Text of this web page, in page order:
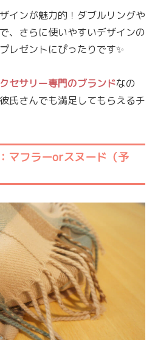
インが魅力的！ダブルリングや
、さらに使いやすいデザインの
レゼントにぴったりです✨
セサリー専門のブランドなの
氏さんでも満足してもらえるチ
マフラーorスヌード（予